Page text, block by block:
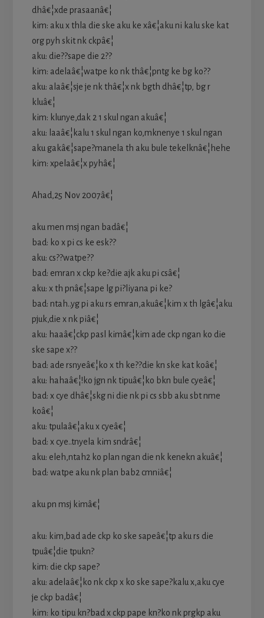
dhâ€¦xde prasaanâ€¦
kim: aku x thla die ske aku ke xâ€¦aku ni kalu ske kat
org pyh skit nk ckpâ€¦
aku: die??sape die 2??
kim: adelaâ€¦watpe ko nk thâ€¦pntg ke bg ko??
aku: alaâ€¦sje je nk thâ€¦x nk bgth dhâ€¦tp, bg r
kluâ€¦
kim: klunye,dak 2 1 skul ngan akuâ€¦
aku: laaâ€¦kalu 1 skul ngan ko,mknenye 1 skul ngan
aku gakâ€¦sape?manela th aku bule tekelknâ€¦hehe
kim: xpelaâ€¦x pyhâ€¦
Ahad,25 Nov 2007â€¦
aku men msj ngan badâ€¦
bad: ko x pi cs ke esk??
aku: cs??watpe??
bad: emran x ckp ke?die ajk aku pi csâ€¦
aku: x th pnâ€¦sape lg pi?liyana pi ke?
bad: ntah..yg pi aku rs emran,akuâ€¦kim x th lgâ€¦aku
pjuk,die x nk piâ€¦
aku: haaâ€¦ckp pasl kimâ€¦kim ade ckp ngan ko die
ske sape x??
bad: ade rsnyeâ€¦ko x th ke??die kn ske kat koâ€¦
aku: hahaâ€¦!ko jgn nk tipuâ€¦ko bkn bule cyeâ€¦
bad: x cye dhâ€¦skg ni die nk pi cs sbb aku sbt nme
koâ€¦
aku: tpulaâ€¦aku x cyeâ€¦
bad: x cye..tnyela kim sndrâ€¦
aku: eleh,ntah2 ko plan ngan die nk kenekn akuâ€¦
bad: watpe aku nk plan bab2 cmniâ€¦
aku pn msj kimâ€¦
aku: kim,bad ade ckp ko ske sapeâ€¦tp aku rs die
tpuâ€¦die tpukn?
kim: die ckp sape?
aku: adelaâ€¦ko nk ckp x ko ske sape?kalu x,aku cye
je ckp badâ€¦
kim: ko tipu kn?bad x ckp pape kn?ko nk prgkp aku